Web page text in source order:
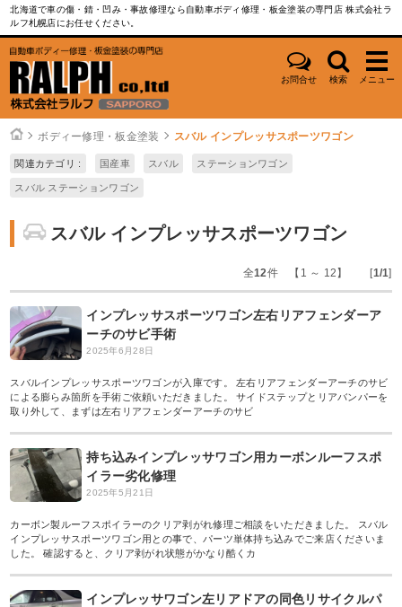
北海道で車の傷・錆・凹み・事故修理なら自動車ボディ修理・板金塗装の専門店 株式会社ラ
ルフ札幌店にお任せください。
お問合せ 検索 メニュー
ボディー修理・板金塗装 スバル インプレッサスポーツワゴン
関連カテゴリ : 国産車 スバル ステーションワゴン
スバル ステーションワゴン
スバル インプレッサスポーツワゴン
全12件 【1 ～ 12】 [1/1]
インプレッサスポーツワゴン左右リアフェンダーア
ーチのサビ手術
2025年6月28日
スバルインプレッサスポーツワゴンが入庫です。 左右リアフェンダーアーチのサビ
による膨らみ箇所を手術ご依頼いただきました。 サイドステップとリアバンパーを
取り外して、まずは左右リアフェンダーアーチのサビ
持ち込みインプレッサワゴン用カーボンルーフスポ
イラー劣化修理
2025年5月21日
カーボン製ルーフスポイラーのクリア剥がれ修理ご相談をいただきました。 スバル
インプレッサスポーツワゴン用との事で、パーツ単体持ち込みでご来店くださいま
した。 確認すると、クリア剥がれ状態がかなり酷くカ
インプレッサワゴン左リアドアの同色リサイクルパ